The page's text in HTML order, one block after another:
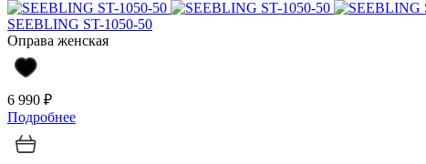
SEEBLING ST-1050-50
Оправа женская
6 990 ₽
Подробнее